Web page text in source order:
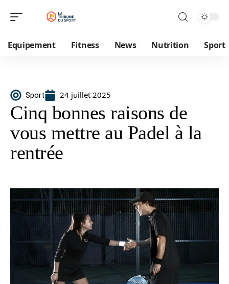
Equipement Fitness News Nutrition Sport
Sport 24 juillet 2025
Cinq bonnes raisons de
vous mettre au Padel à la
rentrée